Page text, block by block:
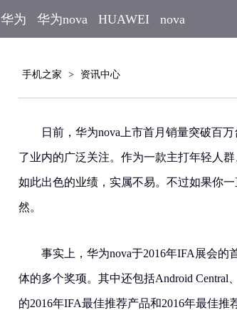
华为 华为nova HUAWEI nova
手机之家 > 资讯中心
日前，华为nova上市首月销量突破百
了业内的广泛关注。作为一款主打年轻人
如此出色的业绩，实属不易。不过如果你
然。
事实上，华为nova于2016年IFA展会
体的多个奖项。其中还包括Android Central
的2016年IFA最佳推荐产品和2016年最佳推